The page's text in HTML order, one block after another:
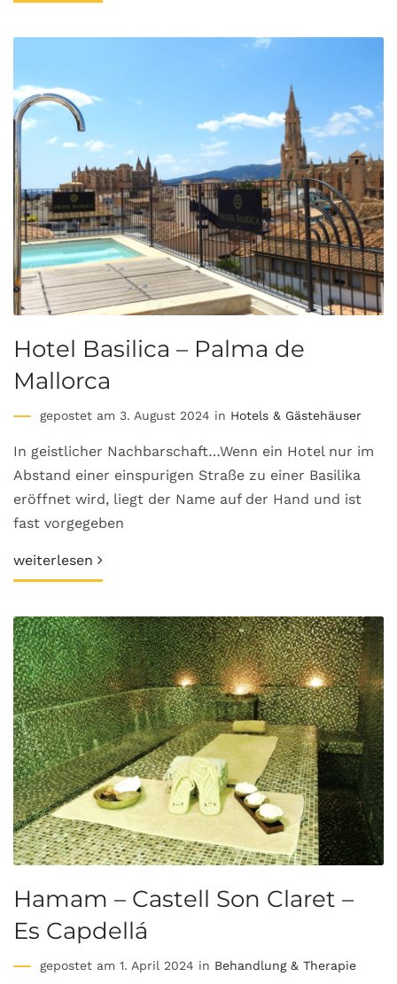
Hotel Basilica – Palma de
Mallorca
gepostet am 3. August 2024 in Hotels & Gästehäuser
In geistlicher Nachbarschaft…Wenn ein Hotel nur im
Abstand einer einspurigen Straße zu einer Basilika
eröffnet wird, liegt der Name auf der Hand und ist
fast vorgegeben
weiterlesen
Hamam – Castell Son Claret –
Es Capdellá
gepostet am 1. April 2024 in Behandlung & Therapie